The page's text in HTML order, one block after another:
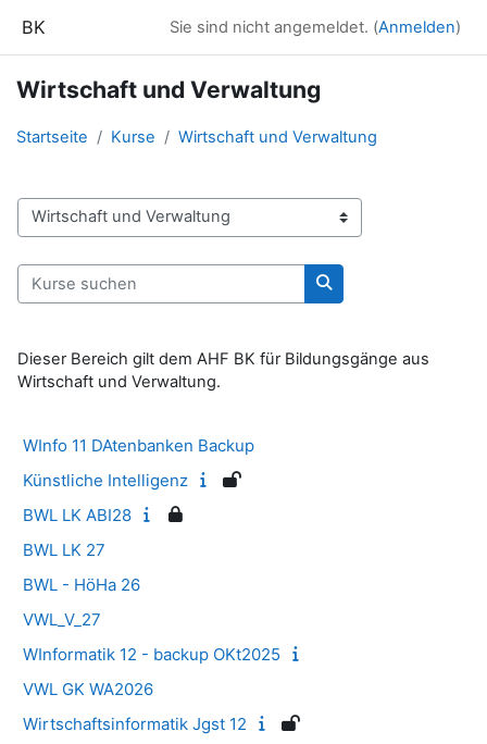
BK Sie sind nicht angemeldet. (Anmelden)
Wirtschaft und Verwaltung
Startseite Kurse Wirtschaft und Verwaltung
Kursbereiche
Kurse suchen
Kurse suchen
Dieser Bereich gilt dem AHF BK für Bildungsgänge aus
Wirtschaft und Verwaltung.
WInfo 11 DAtenbanken Backup
Künstliche Intelligenz
BWL LK ABI28
BWL LK 27
BWL - HöHa 26
VWL_V_27
WInformatik 12 - backup OKt2025
VWL GK WA2026
Wirtschaftsinformatik Jgst 12